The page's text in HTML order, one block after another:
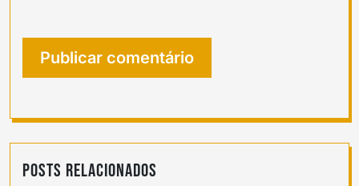
Posts Relacionados